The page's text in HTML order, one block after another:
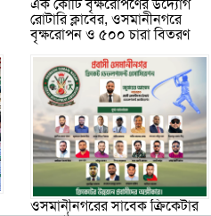
এক কোটি বৃক্ষরোপণের উদ্যোগ
রোটারি ক্লাবের, ওসমানীনগরে
বৃক্ষরোপন ও ৫০০ চারা বিতরণ
ওসমানীনগরের সাবেক ক্রিকেটার